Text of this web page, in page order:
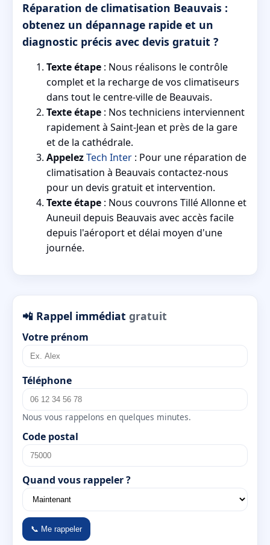
Réparation de climatisation Beauvais :
obtenez un dépannage rapide et un
diagnostic précis avec devis gratuit ?
Texte étape : Nous réalisons le contrôle
complet et la recharge de vos climatiseurs
dans tout le centre-ville de Beauvais.
Texte étape : Nos techniciens interviennent
rapidement à Saint-Jean et près de la gare
et de la cathédrale.
AppelezTech Inter : Pour une réparation de
climatisation à Beauvais contactez-nous
pour un devis gratuit et intervention.
Texte étape : Nous couvrons Tillé Allonne et
Auneuil depuis Beauvais avec accès facile
depuis l'aéroport et délai moyen d'une
journée.
📲 Rappel immédiat gratuit
Votre prénom
Téléphone
Nous vous rappelons en quelques minutes.
Code postal
Quand vous rappeler ?
📞 Me rappeler